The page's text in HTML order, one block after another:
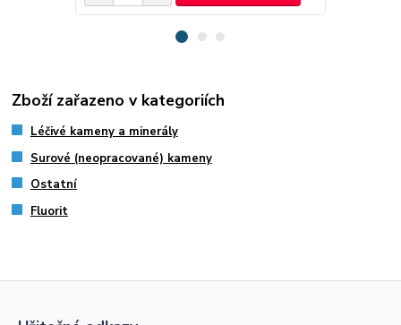
Zboží zařazeno v kategoriích
Léčivé kameny a minerály
Surové (neopracované) kameny
Ostatní
Fluorit